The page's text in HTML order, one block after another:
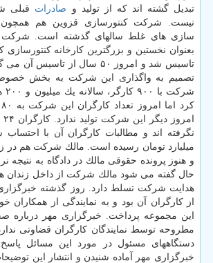
تبدیل گشته اند كه از تولید و صادرات قبلی
نیست. شركت كنتورسازی قزوین هم همچون
سازی های غلط سالهای گذشته است. شركت
تصمیم به واگذاری این شركت به بخش
میلیارد تومان رسیده است. مالك شركت هم در
و هنوز پرونده حقوقی مالك در دادگاه به
حال گفته می شود مالك شركت از داخل زندان
هدایت شركت تسلط دارد. روز گذشته
از كارگران آن بود و به نمایندگی از
این مجموعه پرداخت. خبرگزاری مهر
مطروحه توسط نمایندگان كارگران قضاوتی
دستگاههای مسئول در مورد این مسائل پاسخ
خبرگزاری مهر آماده شنیدن و انتشار این